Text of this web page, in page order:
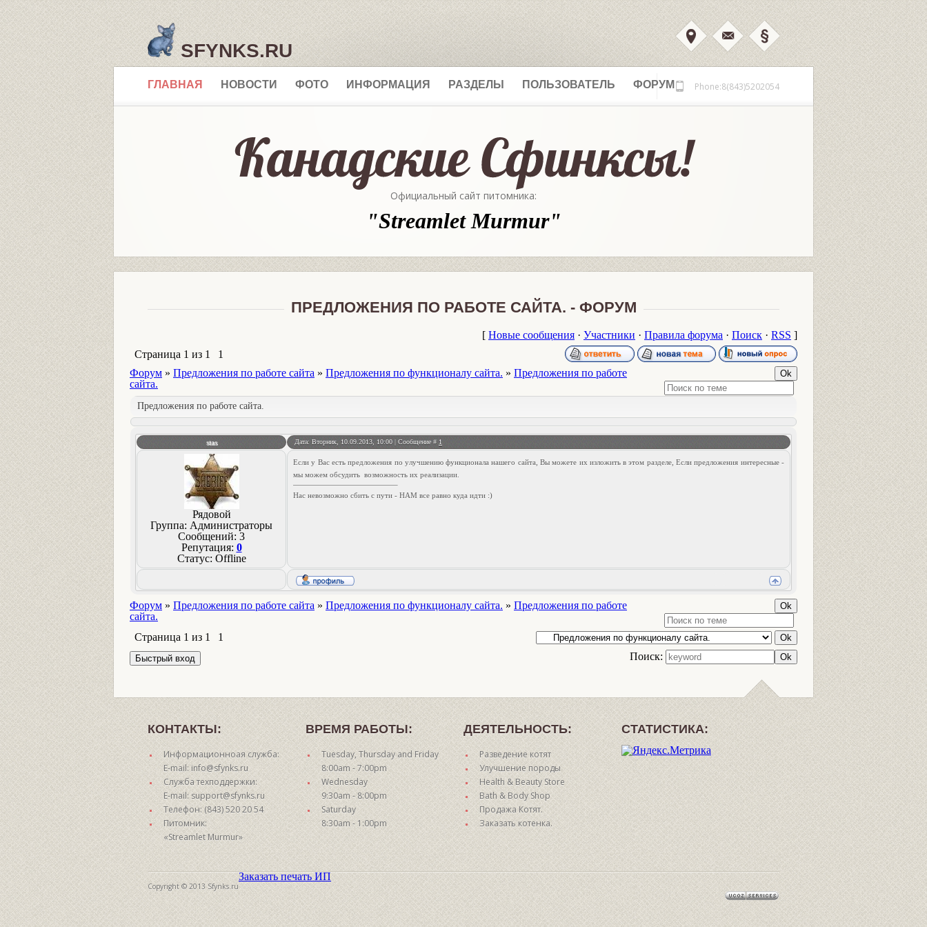
SFYNKS.RU
ГЛАВНАЯ НОВОСТИ ФОТО ИНФОРМАЦИЯ РАЗДЕЛЫ ПОЛЬЗОВАТЕЛЬ ФОРУМ Phone:8(843)5202054
Официальный сайт питомника:
"Streamlet Murmur"
ПРЕДЛОЖЕНИЯ ПО РАБОТЕ САЙТА. - ФОРУМ
[ Новые сообщения · Участники · Правила форума · Поиск · RSS ]
Страница 1 из 1
1
Форум » Предложения по работе сайта » Предложения по функционалу сайта. » Предложения по работе
сайта.
Предложения по работе сайта.
stas Дата: Вторник, 10.09.2013, 10:00 | Сообщение # 1
Рядовой
Группа: Администраторы
Сообщений: 3
Репутация: 0
Статус: Offline
Если у Вас есть предложения по улучшению функционала нашего сайта, Вы можете их изложить в этом разделе, Если предложения интересные -
мы можем обсудить возможность их реализации.
Нас невозможно сбить с пути - НАМ все равно куда идти :)
Форум » Предложения по работе сайта » Предложения по функционалу сайта. » Предложения по работе
сайта.
Страница 1 из 1
1
Поиск:
КОНТАКТЫ:
Информационноая служба:
E-mail: info@sfynks.ru
Служба техподдержки:
E-mail: support@sfynks.ru
Телефон: (843) 520 20 54
Питомник:
«Streamlet Murmur»
ВРЕМЯ РАБОТЫ:
Tuesday, Thursday and Friday
8:00am - 7:00pm
Wednesday
9:30am - 8:00pm
Saturday
8:30am - 1:00pm
ДЕЯТЕЛЬНОСТЬ:
Разведение котят
Улучшение породы
Health & Beauty Store
Bath & Body Shop
Продажа Котят.
Заказать котенка.
СТАТИСТИКА:
Copyright © 2013 Sfynks.ru
Заказать печать ИП